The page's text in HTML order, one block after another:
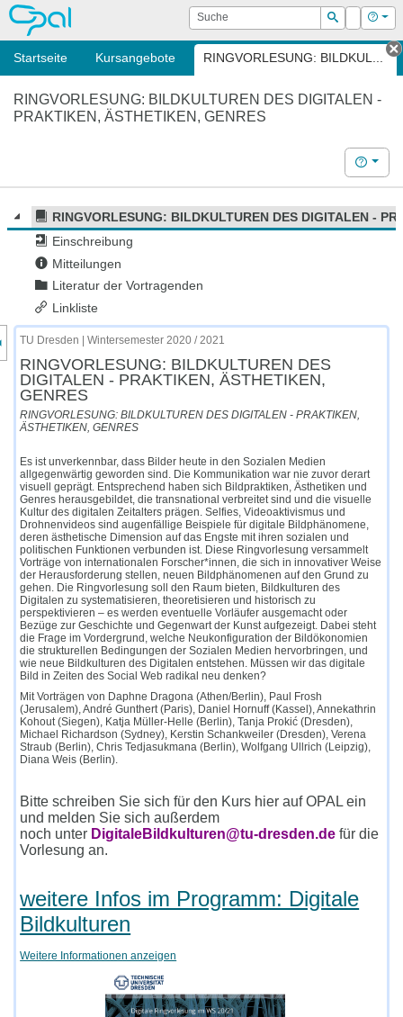
OPAL Suche
Suchen
Login Hilfe
Startseite Kursangebote RINGVORLESUNG: BILDKUL...
RINGVORLESUNG: BILDKULTUREN DES DIGITALEN -
PRAKTIKEN, ÄSTHETIKEN, GENRES
Hilfe
RINGVORLESUNG: BILDKULTUREN DES DIGITALEN -
Einschreibung
Mitteilungen
Literatur der Vortragenden
Linkliste
des Kursmenüs
TU Dresden | Wintersemester 2020 / 2021
RINGVORLESUNG: BILDKULTUREN DES
DIGITALEN - PRAKTIKEN, ÄSTHETIKEN,
GENRES
RINGVORLESUNG: BILDKULTUREN DES DIGITALEN - PRAKTIKEN,
ÄSTHETIKEN, GENRES
Es ist unverkennbar, dass Bilder heute in den Sozialen Medien
allgegenwärtig geworden sind. Die Kommunikation war nie zuvor derart
visuell geprägt. Entsprechend haben sich Bildpraktiken, Ästhetiken und
Genres herausgebildet, die transnational verbreitet sind und die visuelle
Kultur des digitalen Zeitalters prägen. Selfies, Videoaktivismus und
Drohnenvideos sind augenfällige Beispiele für digitale Bildphänomene,
deren ästhetische Dimension auf das Engste mit ihren sozialen und
politischen Funktionen verbunden ist. Diese Ringvorlesung versammelt
Vorträge von internationalen Forscher*innen, die sich in innovativer Weise
der Herausforderung stellen, neuen Bildphänomenen auf den Grund zu
gehen. Die Ringvorlesung soll den Raum bieten, Bildkulturen des
Digitalen zu systematisieren, theoretisieren und historisch zu
perspektivieren – es werden eventuelle Vorläufer ausgemacht oder
Bezüge zur Geschichte und Gegenwart der Kunst aufgezeigt. Dabei steht
die Frage im Vordergrund, welche Neukonfiguration der Bildökonomien
die strukturellen Bedingungen der Sozialen Medien hervorbringen, und
wie neue Bildkulturen des Digitalen entstehen. Müssen wir das digitale
Bild in Zeiten des Social Web radikal neu denken?
Mit Vorträgen von Daphne Dragona (Athen/Berlin), Paul Frosh
(Jerusalem), André Gunthert (Paris), Daniel Hornuff (Kassel), Annekathrin
Kohout (Siegen), Katja Müller-Helle (Berlin), Tanja Prokić (Dresden),
Michael Richardson (Sydney), Kerstin Schankweiler (Dresden), Verena
Straub (Berlin), Chris Tedjasukmana (Berlin), Wolfgang Ullrich (Leipzig),
Diana Weis (Berlin).
Bitte schreiben Sie sich für den Kurs hier auf OPAL ein
und melden Sie sich außerdem
noch unter DigitaleBildkulturen@tu-dresden.de für die
Vorlesung an.
weitere Infos im Programm: Digitale
Bildkulturen
Weitere Informationen anzeigen